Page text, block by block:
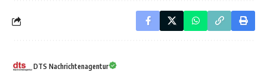
DTS Nachrichtenagentur